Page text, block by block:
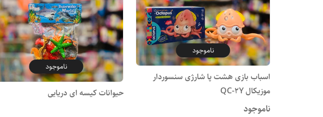
ناموجود
اسباب بازی هشت پا شارژی سنسوردار
موزیکال QC-2Y
ناموجود
ناموجود
حیوانات کیسه ای دریایی